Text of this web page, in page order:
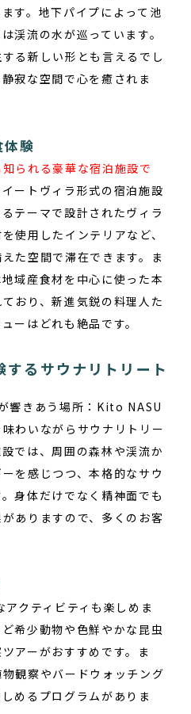
す。地下パイプによって池
渓流の水が巡っています。
る新しい形とも言えるでし
寂な空間で心を癒されま
験
られる豪華な宿泊施設で
ートヴィラ形式の宿泊施設
テーマで設計されたヴィラ
使用したインテリアなど、
た空間で滞在できます。ま
域産食材を中心に使った本
おり、新進気鋭の料理人た
ーはどれも絶品です。
るサウナリトリート
響きあう場所：Kito NASU
わいながらサウナリトリー
では、周囲の森林や渓流か
を感じつつ、本格的なサウ
身体だけでなく精神面でも
ありますので、多くのお客
クティビティも楽しめま
希少動物や色鮮やかな昆虫
アーがおすすめです。ま
観察やバードウォッチング
めるプログラムがありま